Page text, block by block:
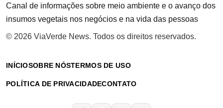
Canal de informações sobre meio ambiente e o avanço dos
insumos vegetais nos negócios e na vida das pessoas
© 2026 ViaVerde News. Todos os direitos reservados.
INÍCIOSOBRE NÓSTERMOS DE USO
POLÍTICA DE PRIVACIDADECONTATO